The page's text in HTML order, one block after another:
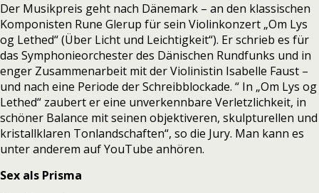
Der Musikpreis geht nach Dänemark – an den klassischen
Komponisten Rune Glerup für sein Violinkonzert „Om Lys
og Lethed“ (Über Licht und Leichtigkeit“). Er schrieb es für
das Symphonieorchester des Dänischen Rundfunks und in
enger Zusammenarbeit mit der Violinistin Isabelle Faust –
und nach eine Periode der Schreibblockade. “ In „Om Lys og
Lethed“ zaubert er eine unverkennbare Verletzlichkeit, in
schöner Balance mit seinen objektiveren, skulpturellen und
kristallklaren Tonlandschaften“, so die Jury. Man kann es
unter anderem auf YouTube anhören.
Sex als Prisma